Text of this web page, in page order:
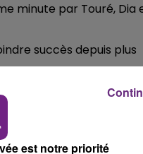
minute par Touré, Dia
succès depuis plus
de la 16ème
à Marseille ce samedi
est notre priorité